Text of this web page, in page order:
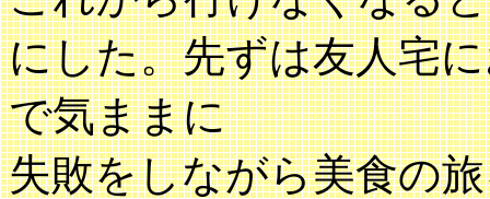
にした。先ずは友人宅
で気ままに
失敗をしながら美食の